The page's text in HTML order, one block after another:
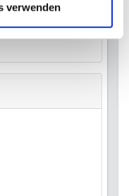
verwenden